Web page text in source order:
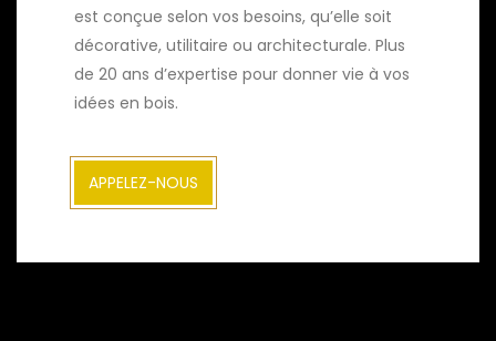
est conçue selon vos besoins, qu’elle soit
décorative, utilitaire ou architecturale. Plus
de 20 ans d’expertise pour donner vie à vos
idées en bois.
APPELEZ-NOUS